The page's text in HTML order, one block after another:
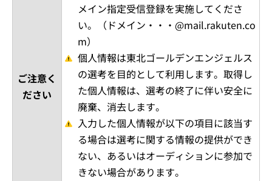
ご注意く
ださい
メイン指定受信登録を実施してくださ
い。（ドメイン・・・@mail.rakuten.co
m）
個人情報は東北ゴールデンエンジェルス
の選考を目的として利用します。取得し
た個人情報は、選考の終了に伴い安全に
廃棄、消去します。
入力した個人情報が以下の項目に該当す
る場合は選考に関する情報の提供ができ
ない、あるいはオーディションに参加で
きない場合があります。